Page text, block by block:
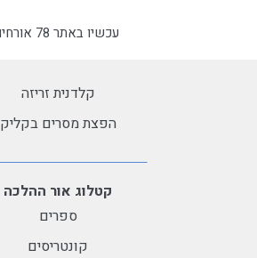
עכשיו באתר 78 אורחים
קלדנית זריזה
הפצת מסרים בקליק
קטלוג אור ההלכה
ספרים
קונטריסים